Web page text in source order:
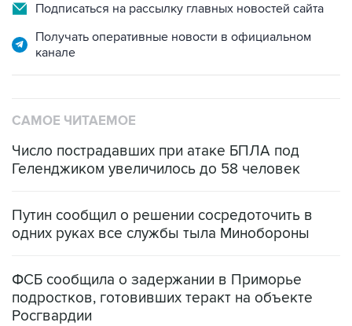
Подписаться на рассылку главных новостей сайта
Получать оперативные новости в официальном
канале
САМОЕ ЧИТАЕМОЕ
Число пострадавших при атаке БПЛА под
Геленджиком увеличилось до 58 человек
Путин сообщил о решении сосредоточить в
одних руках все службы тыла Минобороны
ФСБ сообщила о задержании в Приморье
подростков, готовивших теракт на объекте
Росгвардии